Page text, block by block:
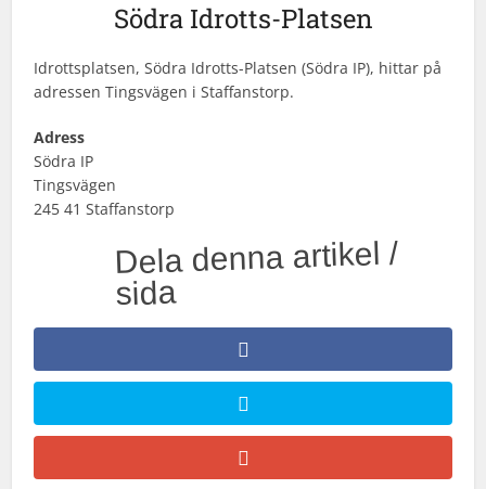
Södra Idrotts-Platsen
Idrottsplatsen, Södra Idrotts-Platsen (Södra IP), hittar på
adressen Tingsvägen i Staffanstorp.
Adress
Södra IP
Tingsvägen
245 41 Staffanstorp
Dela denna artikel /
sida